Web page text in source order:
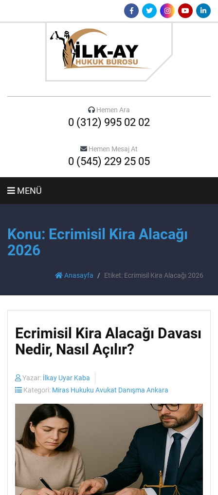
Hemen Ara
0 (312) 995 02 02
Hemen Mesaj At
0 (545) 229 25 05
MENÜ
Konu: Ecrimisil Kira Alacağı
2026
Anasayfa Etiket: Ecrimisil Kira Alacağı 2026
Ecrimisil Kira Alacağı Davası
Nedir, Nasıl Açılır?
Yazar: İlkay Uyar Kaba
Kategori: Miras Hukuku Avukat Danışma Ankara